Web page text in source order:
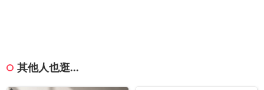
其他人也逛...